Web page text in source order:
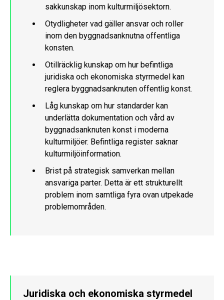
sakkunskap inom kulturmiljösektorn.
Otydligheter vad gäller ansvar och roller
inom den byggnadsanknutna offentliga
konsten.
Otillräcklig kunskap om hur befintliga
juridiska och ekonomiska styrmedel kan
reglera byggnadsanknuten offentlig konst.
Låg kunskap om hur standarder kan
underlätta dokumentation och vård av
byggnadsanknuten konst i moderna
kulturmiljöer. Befintliga register saknar
kulturmiljöinformation.
Brist på strategisk samverkan mellan
ansvariga parter. Detta är ett strukturellt
problem inom samtliga fyra ovan utpekade
problemområden.
Juridiska och ekonomiska styrmedel